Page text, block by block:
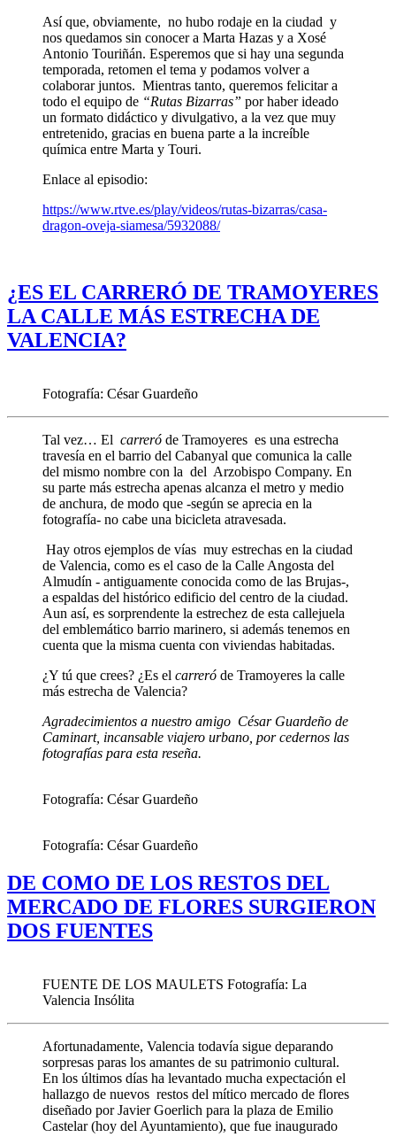
Así que, obviamente, no hubo rodaje en la ciudad y
nos quedamos sin conocer a Marta Hazas y a Xosé
Antonio Touriñán. Esperemos que si hay una segunda
temporada, retomen el tema y podamos volver a
colaborar juntos. Mientras tanto, queremos felicitar a
todo el equipo de “Rutas Bizarras” por haber ideado
un formato didáctico y divulgativo, a la vez que muy
entretenido, gracias en buena parte a la increíble
química entre Marta y Touri.
Enlace al episodio:
https://www.rtve.es/play/videos/rutas-bizarras/casa-
dragon-oveja-siamesa/5932088/
¿ES EL CARRERÓ DE TRAMOYERES
LA CALLE MÁS ESTRECHA DE
VALENCIA?
Fotografía: César Guardeño
Tal vez… El carreró de Tramoyeres es una estrecha
travesía en el barrio del Cabanyal que comunica la calle
del mismo nombre con la del Arzobispo Company. En
su parte más estrecha apenas alcanza el metro y medio
de anchura, de modo que -según se aprecia en la
fotografía- no cabe una bicicleta atravesada.
Hay otros ejemplos de vías muy estrechas en la ciudad
de Valencia, como es el caso de la Calle Angosta del
Almudín - antiguamente conocida como de las Brujas-,
a espaldas del histórico edificio del centro de la ciudad.
Aun así, es sorprendente la estrechez de esta callejuela
del emblemático barrio marinero, si además tenemos en
cuenta que la misma cuenta con viviendas habitadas.
¿Y tú que crees? ¿Es el carreró de Tramoyeres la calle
más estrecha de Valencia?
Agradecimientos a nuestro amigo César Guardeño de
Caminart, incansable viajero urbano, por cedernos las
fotografías para esta reseña.
Fotografía: César Guardeño
Fotografía: César Guardeño
DE COMO DE LOS RESTOS DEL
MERCADO DE FLORES SURGIERON
DOS FUENTES
FUENTE DE LOS MAULETS Fotografía: La
Valencia Insólita
Afortunadamente, Valencia todavía sigue deparando
sorpresas paras los amantes de su patrimonio cultural.
En los últimos días ha levantado mucha expectación el
hallazgo de nuevos restos del mítico mercado de flores
diseñado por Javier Goerlich para la plaza de Emilio
Castelar (hoy del Ayuntamiento), que fue inaugurado